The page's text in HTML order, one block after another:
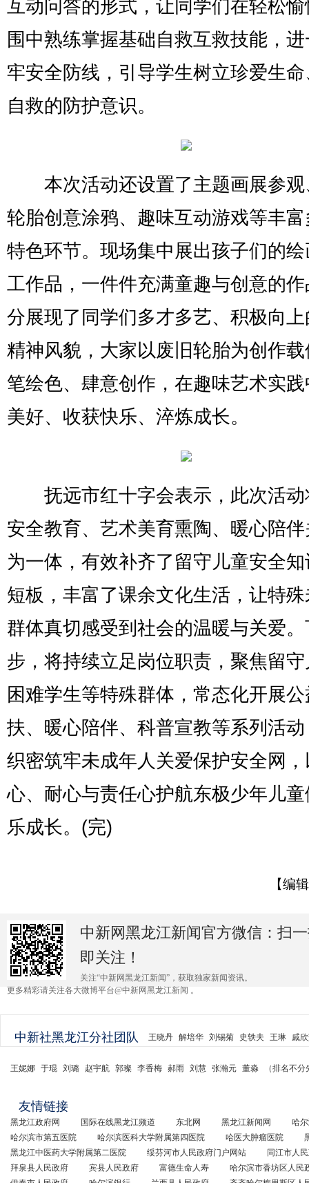
互动问答的形式，让同学们在轻松
围中熟练掌握基础自救互救技能，
牢安全防线，引导学生树立珍爱生
自救的防护意识。
本次活动还设置了主题画展参观
轮胎创意涂鸦、趣味互动游戏等丰
特色环节。现场集中展出孩子们的
工作品，一件件充满童趣与创意的
分展现了同学们多才多艺、积极向
精神风貌，大家以废旧轮胎为创作
笔绘色、肆意创作，在趣味艺术实
美好、收获快乐、淬炼成长。
抚远市红十字会表示，此次活动
安全教育、艺术美育熏陶、暖心陪
为一体，有效补齐了留守儿童安全
短板，丰富了课余文化生活，让特
群体真切感受到社会的温暖与关爱
步，将持续立足岗位职责，聚焦留
困难学生等特殊群体，常态化开展
扶、暖心陪伴、科普宣教等系列活
织密筑牢未成年人关爱保护安全网
心、耐心与责任心护航东极少年儿
乐成长。(完)
【编
中新网黑龙江新闻官方微信：扫
即关注！
关注“中新网黑龙江新闻”，获取独家新闻资讯。
更多精彩请关注各大微博平台@中新网黑龙江新闻 。
中新社黑龙江分社团队 王晓丹 解培华 刘锡菊 史轶夫 王琳 戚
王妮娜 于琨 刘璐 赵宇航 郭璨 李香梅 郝雨 刘慧 张瀚元 董淼 （排名不
友情链接
黑龙江政府网 国际在线黑龙江频道 东北网 黑龙江新闻网
哈
哈尔滨市第五医院
哈尔滨医科大学附属第四医院 哈医大肿瘤医院
黑龙江中医药大学附属第二医院
绥芬河市人民政府门户网站
同江市人
拜泉县人民政府
宾县人民政府 富德生命人寿
哈尔滨市香坊区人民